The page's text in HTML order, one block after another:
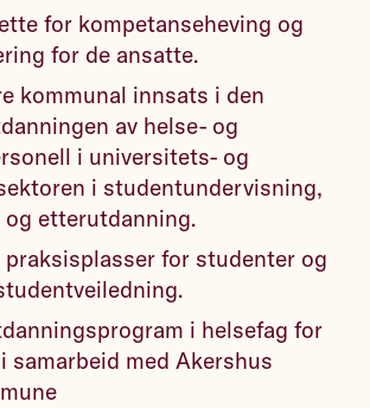
for kompetanseheving og
for de ansatte.
kommunal innsats i den
av helse- og
i universitets- og
i studentundervisning,
etterutdanning.
for studenter og
i helsefag for
med Akershus